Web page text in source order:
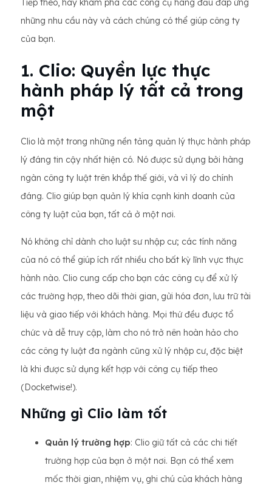
Tiếp theo, hãy khám phá các công cụ hàng đầu đáp ứng
những nhu cầu này và cách chúng có thể giúp công ty
của bạn.
1. Clio: Quyền lực thực
hành pháp lý tất cả trong
một
Clio là một trong những nền tảng quản lý thực hành pháp
lý đáng tin cậy nhất hiện có. Nó được sử dụng bởi hàng
ngàn công ty luật trên khắp thế giới, và vì lý do chính
đáng. Clio giúp bạn quản lý khía cạnh kinh doanh của
công ty luật của bạn, tất cả ở một nơi.
Nó không chỉ dành cho luật sư nhập cư; các tính năng
của nó có thể giúp ích rất nhiều cho bất kỳ lĩnh vực thực
hành nào. Clio cung cấp cho bạn các công cụ để xử lý
các trường hợp, theo dõi thời gian, gửi hóa đơn, lưu trữ tài
liệu và giao tiếp với khách hàng. Mọi thứ đều được tổ
chức và dễ truy cập, làm cho nó trở nên hoàn hảo cho
các công ty luật đa ngành cũng xử lý nhập cư, đặc biệt
là khi được sử dụng kết hợp với công cụ tiếp theo
(Docketwise!).
Những gì Clio làm tốt
Quản lý trường hợp: Clio giữ tất cả các chi tiết
trường hợp của bạn ở một nơi. Bạn có thể xem
mốc thời gian, nhiệm vụ, ghi chú của khách hàng